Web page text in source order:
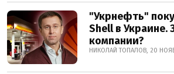
"Укрнефть"
Shell в Украине.
компании?
НИКОЛАЙ ТОПАЛОВ, 20